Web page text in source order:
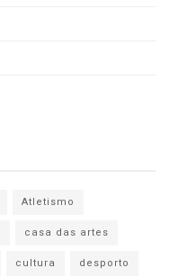
Atletismo
casa das artes
cultura
desporto